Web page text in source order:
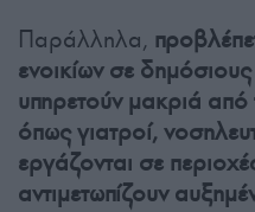
Παράλληλα,
ενοικίων σε
υπηρετούν μακριά από
όπως γιατροί,
εργάζονται σε
αντιμετωπίζουν